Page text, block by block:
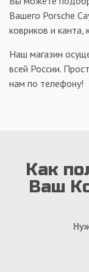
Вашего Porsche
ковриков и
Наш магазин
всей России.
нам по телефону!
Как
Ваш